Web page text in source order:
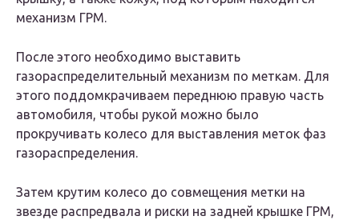
механизм ГРМ.
После этого необходимо выставить
газораспределительный механизм по меткам. Для
этого поддомкрачиваем переднюю правую часть
автомобиля, чтобы рукой можно было
прокручивать колесо для выставления меток фаз
газораспределения.
Затем крутим колесо до совмещения метки на
звезде распредвала и риски на задней крышке ГРМ,